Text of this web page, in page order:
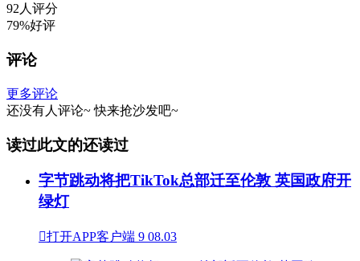
92人评分
79%好评
评论
更多评论
还没有人评论~ 快来抢沙发吧~
读过此文的还读过
字节跳动将把TikTok总部迁至伦敦 英国政府开
绿灯
打开APP客户端 9 08.03